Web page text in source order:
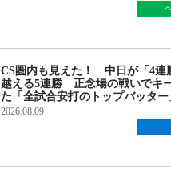
CS圏内も見えた！ 中日が「4連
越える5連勝 正念場の戦いでキ
た「全試合安打のトップバッター
2026.08.09